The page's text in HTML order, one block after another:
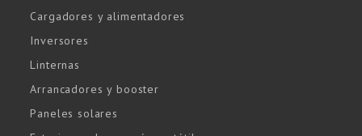
Cargadores y alimentadores
Inversores
Linternas
Arrancadores y booster
Paneles solares